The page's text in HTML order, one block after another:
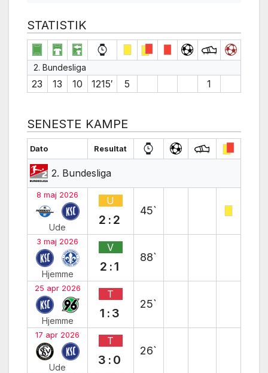
STATISTIK
2. Bundesliga
23 13 10 1215′ 5 1
SENESTE KAMPE
Dato Resultat
2. Bundesliga
8 maj 2026
Ude
U
2:2
45`
3 maj 2026
Hjemme
V
2:1
88`
25 apr 2026
Hjemme
T
1:3
25`
17 apr 2026
Ude
T
3:0
26`